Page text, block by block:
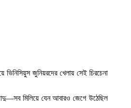
জুনিয়রদের খেলায় সেই চিরচেনা
মিলিয়ে যেন আবারও জেগে উঠেছিল